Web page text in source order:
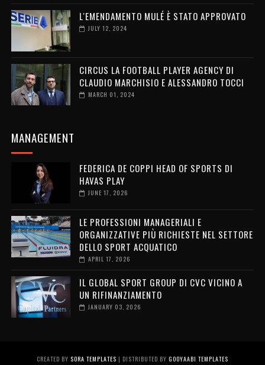
L'EMENDAMENTO MULÉ È STATO APPROVATO
JULY 12, 2024
CIRCUS LA FOOTBALL PLAYER AGENCY DI
CLAUDIO MARCHISIO E ALESSANDRO TOCCI
MARCH 01, 2024
MANAGEMENT
FEDERICA DE COPPI HEAD OF SPORTS DI
HAVAS PLAY
JUNE 17, 2026
LE PROFESSIONI MANAGERIALI E
ORGANIZZATIVE PIÙ RICHIESTE NEL SETTORE
DELLO SPORT ACQUATICO
APRIL 17, 2026
IL GLOBAL SPORT GROUP DI CVC VICINO A
UN RIFINANZIAMENTO
JANUARY 03, 2026
CREATED BY SORA TEMPLATES | DISTRIBUTED BY GOOYAABI TEMPLATES